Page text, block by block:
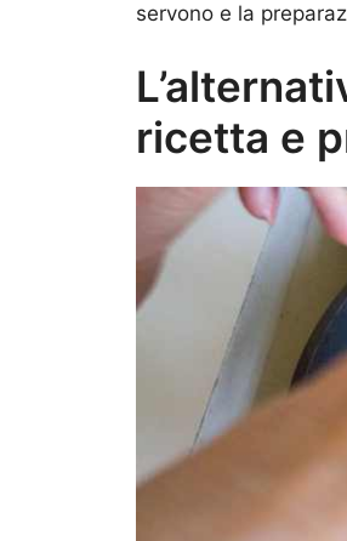
servono e la
ricetta e